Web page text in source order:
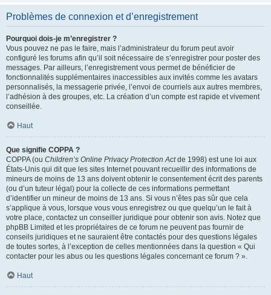
Problèmes de connexion et d’enregistrement
Pourquoi dois-je m’enregistrer ?
Vous pouvez ne pas le faire, mais l’administrateur du forum peut avoir
configuré les forums afin qu’il soit nécessaire de s’enregistrer pour poster des
messages. Par ailleurs, l’enregistrement vous permet de bénéficier de
fonctionnalités supplémentaires inaccessibles aux invités comme les avatars
personnalisés, la messagerie privée, l’envoi de courriels aux autres membres,
l’adhésion à des groupes, etc. La création d’un compte est rapide et vivement
conseillée.
Haut
Que signifie COPPA ?
COPPA (ou Children’s Online Privacy Protection Actde 1998) est une loi aux
États-Unis qui dit que les sites Internet pouvant recueillir des informations de
mineurs de moins de 13 ans doivent obtenir le consentement écrit des parents
(ou d’un tuteur légal) pour la collecte de ces informations permettant
d’identifier un mineur de moins de 13 ans. Si vous n’êtes pas sûr que cela
s’applique à vous, lorsque vous vous enregistrez ou que quelqu’un le fait à
votre place, contactez un conseiller juridique pour obtenir son avis. Notez que
phpBB Limited et les propriétaires de ce forum ne peuvent pas fournir de
conseils juridiques et ne sauraient être contactés pour des questions légales
de toutes sortes, à l’exception de celles mentionnées dans la question « Qui
contacter pour les abus ou les questions légales concernant ce forum ? ».
Haut